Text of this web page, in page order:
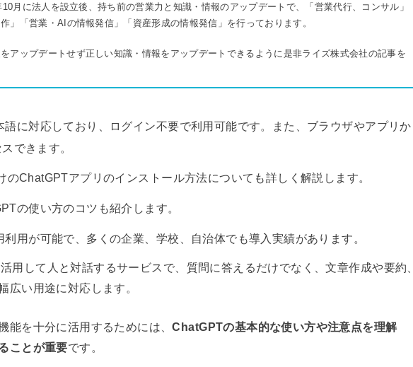
月に法人を設立後、持ち前の営業力と知識・情報のアップデートで、「営業代行、コンサル」
作」「営業・AIの情報発信」「資産形成の情報発信」を行っております。
アップデートせず正しい知識・情報をアップデートできるように是非ライズ株式会社の記事を
語に対応しており、ログイン不要で利用可能です。また、ブラウザやアプリか
できます。
のChatGPTアプリのインストール方法についても詳しく解説します。
の使い方のコツも紹介します。
用が可能で、多くの企業、学校、自治体でも導入実績があります。
用して人と対話するサービスで、質問に答えるだけでなく、文章作成や要約、
広い用途に対応します。
能を十分に活用するためには、ChatGPTの基本的な使い方や注意点を理解
ことが重要です。